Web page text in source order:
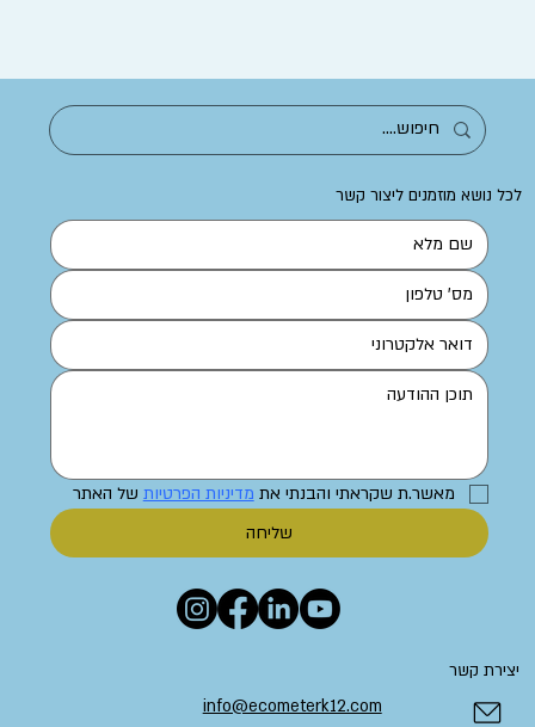
יצירת קשר
info@ecometerk12.com
לכל נושא מוזמנים ליצור קשר
מאשר.ת שקראתי והבנתי את מדיניות הפרטיות של האתר
שליחה